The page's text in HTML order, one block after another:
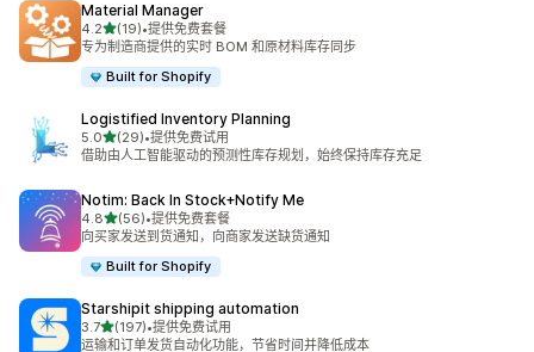
Material Manager
4.2星（满分 5 星）
(19)
总共 19 条评论
•提供免费套餐
专为制造商提供的实时 BOM 和原材料库存同步
Built for Shopify
Logistified Inventory Planning
5.0星（满分 5 星）
(29)
总共 29 条评论
•提供免费试用
借助由人工智能驱动的预测性库存规划，始终保持库存充足
Notim: Back In Stock+Notify Me
4.8星（满分 5 星）
(56)
总共 56 条评论
•提供免费套餐
向买家发送到货通知，向商家发送缺货通知
Built for Shopify
Starshipit shipping automation
3.7星（满分 5 星）
(197)
总共 197 条评论
•提供免费试用
运输和订单发货自动化功能，节省时间并降低成本